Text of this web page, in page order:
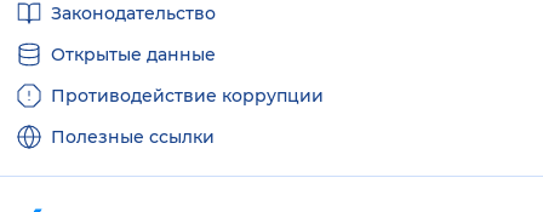
ссылкиЗаконодательство
Открытые данные
Противодействие коррупции
Полезные ссылки